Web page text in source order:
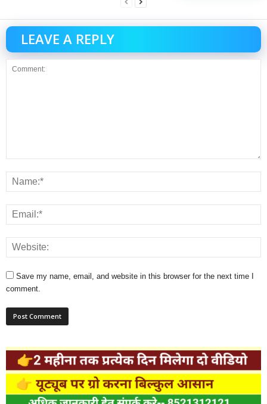
LEAVE A REPLY
Save my name, email, and website in this browser for the next time I
comment.